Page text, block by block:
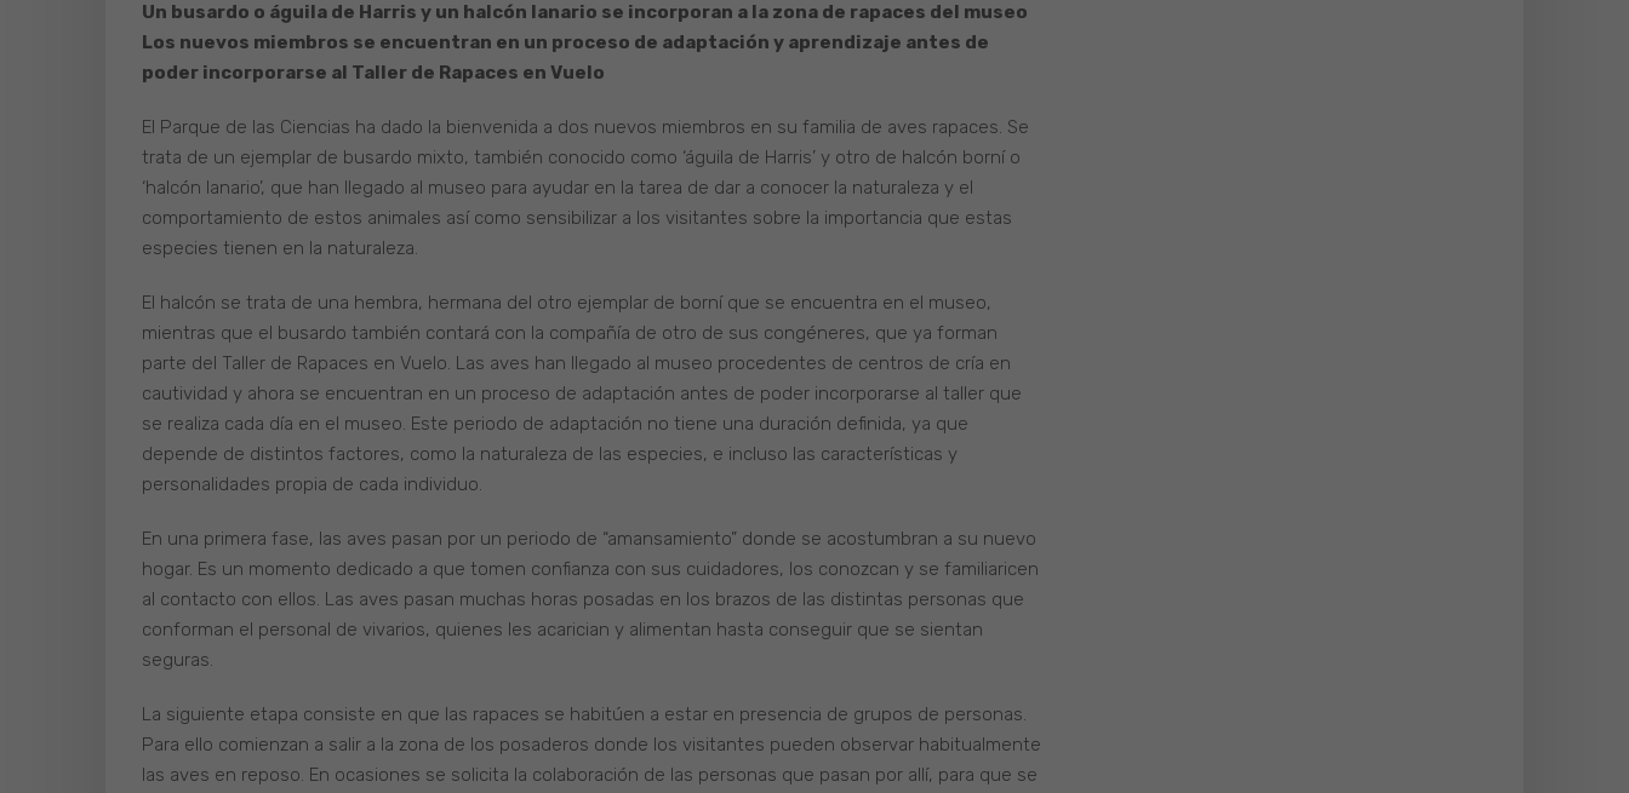
Un busardo o águila de Harris y un halcón lanario se incorporan a la zona de rapaces del museo
Los nuevos miembros se encuentran en un proceso de adaptación y aprendizaje antes de
poder incorporarse al Taller de Rapaces en Vuelo
El Parque de las Ciencias ha dado la bienvenida a dos nuevos miembros en su familia de aves rapaces. Se
trata de un ejemplar de busardo mixto, también conocido como ‘águila de Harris’ y otro de halcón borní o
‘halcón lanario’, que han llegado al museo para ayudar en la tarea de dar a conocer la naturaleza y el
comportamiento de estos animales así como sensibilizar a los visitantes sobre la importancia que estas
especies tienen en la naturaleza.
El halcón se trata de una hembra, hermana del otro ejemplar de borní que se encuentra en el museo,
mientras que el busardo también contará con la compañía de otro de sus congéneres, que ya forman
parte del Taller de Rapaces en Vuelo. Las aves han llegado al museo procedentes de centros de cría en
cautividad y ahora se encuentran en un proceso de adaptación antes de poder incorporarse al taller que
se realiza cada día en el museo. Este periodo de adaptación no tiene una duración definida, ya que
depende de distintos factores, como la naturaleza de las especies, e incluso las características y
personalidades propia de cada individuo.
En una primera fase, las aves pasan por un periodo de “amansamiento” donde se acostumbran a su nuevo
hogar. Es un momento dedicado a que tomen confianza con sus cuidadores, los conozcan y se familiaricen
al contacto con ellos. Las aves pasan muchas horas posadas en los brazos de las distintas personas que
conforman el personal de vivarios, quienes les acarician y alimentan hasta conseguir que se sientan
seguras.
La siguiente etapa consiste en que las rapaces se habitúen a estar en presencia de grupos de personas.
Para ello comienzan a salir a la zona de los posaderos donde los visitantes pueden observar habitualmente
las aves en reposo. En ocasiones se solicita la colaboración de las personas que pasan por allí, para que se